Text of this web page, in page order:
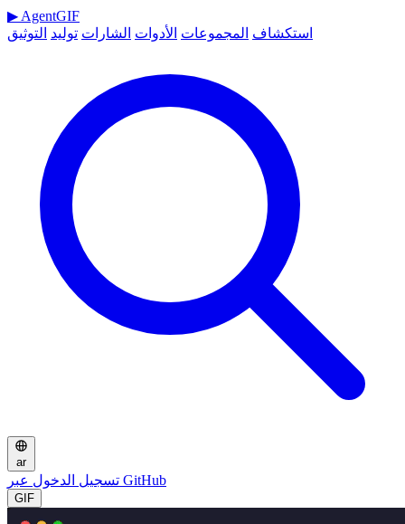
▶ AgentGIF
استكشاف المجموعات الأدوات الشارات توليد التوثيق
ar
تسجيل الدخول عبر GitHub
GIF